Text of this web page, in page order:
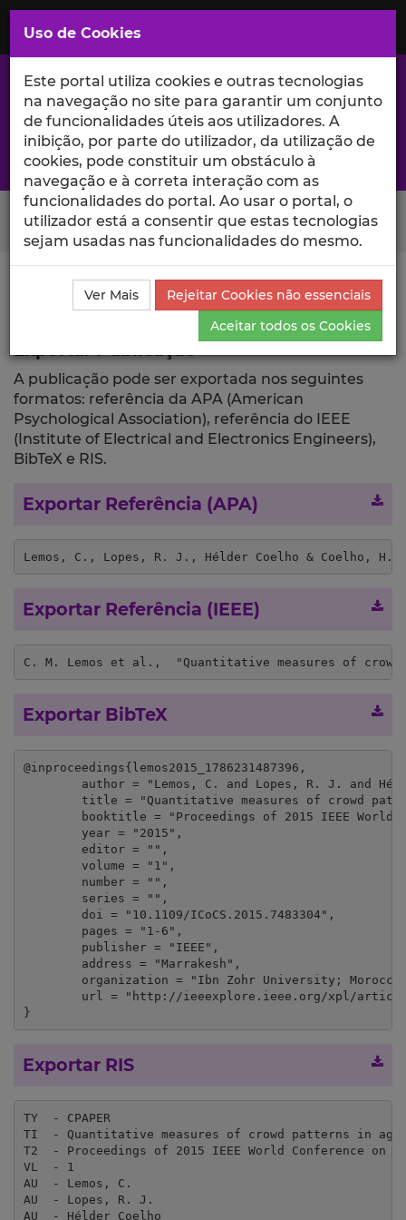
Saltar
para
Conteúdo
Principal
A excelência da investigação e ciência no Iscte
Search Button
Ciência_Iscte Publicações
Descrição Detalhada da
Publicação
Exportar
A publicação pode ser exportada nos seguintes
formatos: referência da APA (American
Psychological Association), referência do IEEE
(Institute of Electrical and Electronics Engineers),
BibTeX e RIS.
Exportar Referência (APA)
Lemos, C., Lopes, R. J., Hélder Coelho & Coelho,
Exportar Referência (IEEE)
C. M. Lemos et al.,  "Quantitative measures of
Exportar BibTeX
@inproceedings{lemos2015_1786231487396,
}
Exportar RIS
TY  - CPAPER
TI  - Quantitative measures of crowd patterns in
T2  - Proceedings of 2015 IEEE World Conference on
VL  - 1
AU  - Lemos, C.
AU  - Lopes, R. J.
AU  - Hélder Coelho
Uso de Cookies
Este portal utiliza cookies e outras tecnologias
na navegação no site para garantir um conjunto
de funcionalidades úteis aos utilizadores. A
inibição, por parte do utilizador, da utilização de
cookies, pode constituir um obstáculo à
navegação e à correta interação com as
funcionalidades do portal. Ao usar o portal, o
utilizador está a consentir que estas tecnologias
sejam usadas nas funcionalidades do mesmo.
Ver Mais
Rejeitar Cookies não essenciais
Aceitar todos os Cookies